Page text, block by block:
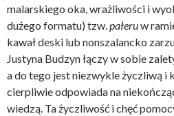
malarskiego oka, wrażliwości i
dużego formatu) tzw.pałeruw
kawał deski lub nonszalancko
Justyna Budzyn łączy w sobie
a do tego jest niezwykle życzliwą i
cierpliwie odpowiada na
wiedzą. Ta życzliwość i chęć